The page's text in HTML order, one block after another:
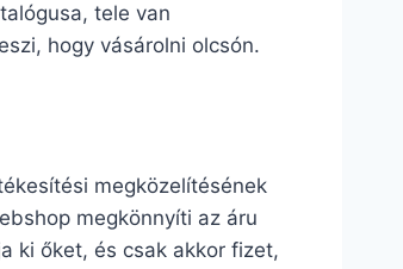
tele van
hogy vásárolni olcsón.
megközelítésének
megkönnyíti az áru
ki őket, és csak akkor fizet,